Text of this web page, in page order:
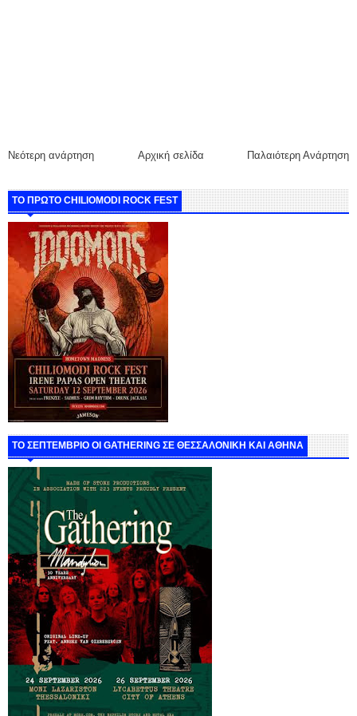
Νεότερη ανάρτηση Παλαιότερη Ανάρτηση
Αρχική σελίδα
ΤΟ ΠΡΩΤΟ CHILIOMODI ROCK FEST
ΤΟ ΣΕΠΤΕΜΒΡΙΟ ΟΙ GATHERING ΣΕ ΘΕΣΣΑΛΟΝΙΚΗ ΚΑΙ ΑΘΗΝΑ